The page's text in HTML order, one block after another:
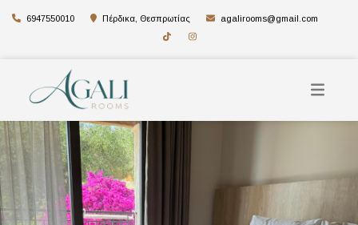
6947550010 Πέρδικα, Θεσπρωτίας agalirooms@gmail.com